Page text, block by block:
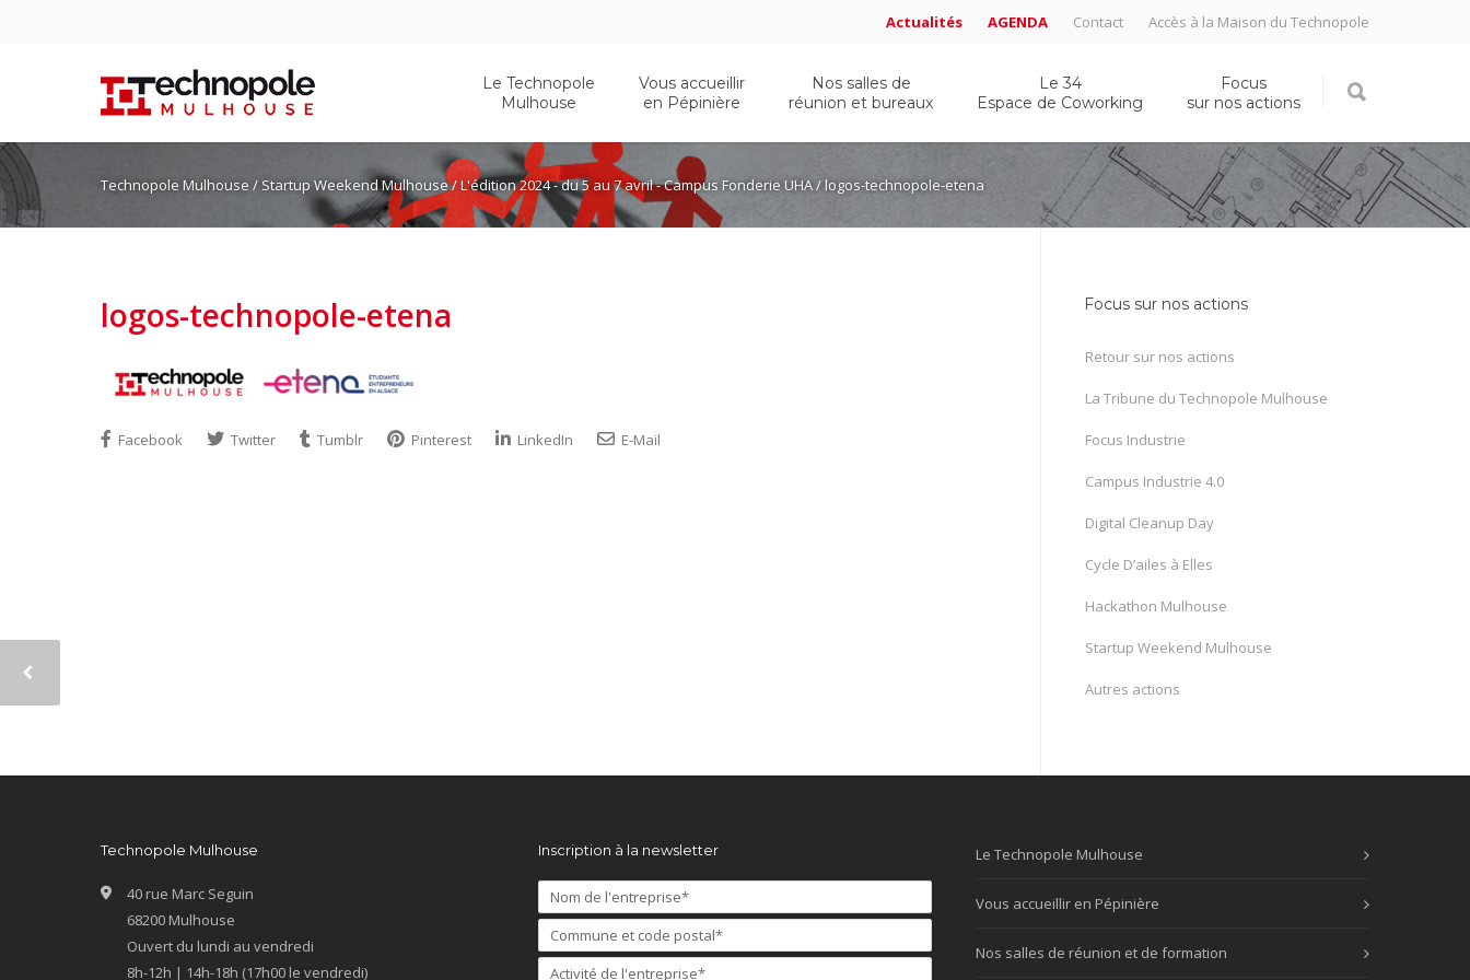
Actualités AGENDA Contact Accès à la Maison du Technopole
Le Technopole
Mulhouse
Vous accueillir
en Pépinière
Nos salles de
réunion et bureaux
Le 34
Espace de Coworking
Focus
sur nos actions
Technopole Mulhouse / Startup Weekend Mulhouse/L'édition 2024 - du 5 au 7 avril - Campus Fonderie UHA/ logos-technopole-etena
logos-technopole-etena
Facebook Twitter Tumblr Pinterest LinkedIn E-Mail
Focus sur nos actions
Retour sur nos actions
La Tribune du Technopole Mulhouse
Focus Industrie
Campus Industrie 4.0
Digital Cleanup Day
Cycle D’ailes à Elles
Hackathon Mulhouse
Startup Weekend Mulhouse
Autres actions
Technopole Mulhouse
40 rue Marc Seguin
68200 Mulhouse
Ouvert du lundi au vendredi
8h-12h | 14h-18h (17h00 le vendredi)
Inscription à la newsletter Le Technopole Mulhouse
Vous accueillir en Pépinière
Nos salles de réunion et de formation